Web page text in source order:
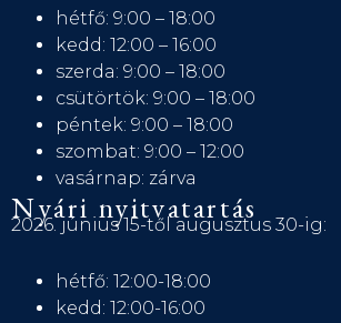
hétfő: 9:00 – 18:00
kedd: 12:00 – 16:00
szerda: 9:00 – 18:00
csütörtök: 9:00 – 18:00
péntek: 9:00 – 18:00
szombat: 9:00 – 12:00
vasárnap: zárva
Nyári nyitvatartás
2026. június 15-től augusztus 30-ig:
hétfő: 12:00-18:00
kedd: 12:00-16:00